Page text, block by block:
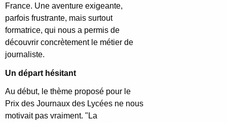
France. Une aventure exigeante,
parfois frustrante, mais surtout
formatrice, qui nous a permis de
découvrir concrètement le métier de
journaliste.
Un départ hésitant
Au début, le thème proposé pour le
Prix des Journaux des Lycées ne nous
motivait pas vraiment. "La